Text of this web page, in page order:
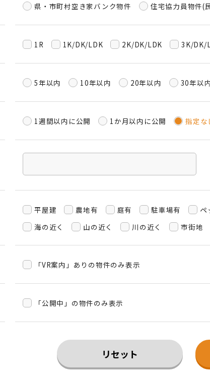
県・市町村空き家バンク物件 住宅協力員物件(
1R 1K/DK/LDK 2K/DK/LDK 3K/DK/
5年以内 10年以内 20年以内 30年以
1週間以内に公開 1か月以内に公開 指定な
平屋建 農地有 庭有 駐車場有
ペ
海の近く
山の近く 川の近く 市街地
「VR案内」ありの物件のみ表示
「公開中」の物件のみ表示
リセット